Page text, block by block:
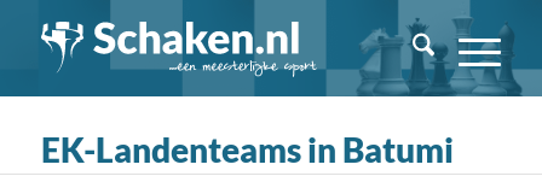
EK-Landenteams in Batumi